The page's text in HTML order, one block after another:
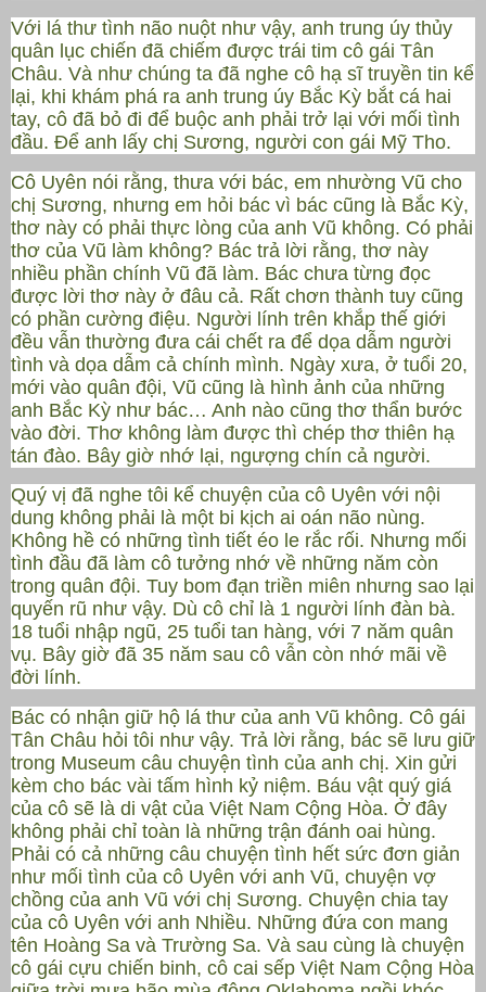
Với lá thư tình não nuột như vậy, anh trung úy thủy
quân lục chiến đã chiếm được trái tim cô gái Tân
Châu. Và như chúng ta đã nghe cô hạ sĩ truyền tin kể
lại, khi khám phá ra anh trung úy Bắc Kỳ bắt cá hai
tay, cô đã bỏ đi để buộc anh phải trở lại với mối tình
đầu. Để anh lấy chị Sương, người con gái Mỹ Tho.
Cô Uyên nói rằng, thưa với bác, em nhường Vũ cho
chị Sương, nhưng em hỏi bác vì bác cũng là Bắc Kỳ,
thơ này có phải thực lòng của anh Vũ không. Có phải
thơ của Vũ làm không? Bác trả lời rằng, thơ này
nhiều phần chính Vũ đã làm. Bác chưa từng đọc
được lời thơ này ở đâu cả. Rất chơn thành tuy cũng
có phần cường điệu. Người lính trên khắp thế giới
đều vẫn thường đưa cái chết ra để dọa dẫm người
tình và dọa dẫm cả chính mình. Ngày xưa, ở tuổi 20,
mới vào quân đội, Vũ cũng là hình ảnh của những
anh Bắc Kỳ như bác… Anh nào cũng thơ thẩn bước
vào đời. Thơ không làm được thì chép thơ thiên hạ
tán đào. Bây giờ nhớ lại, ngượng chín cả người.
Quý vị đã nghe tôi kể chuyện của cô Uyên với nội
dung không phải là một bi kịch ai oán não nùng.
Không hề có những tình tiết éo le rắc rối. Nhưng mối
tình đầu đã làm cô tưởng nhớ về những năm còn
trong quân đội. Tuy bom đạn triền miên nhưng sao lại
quyến rũ như vậy. Dù cô chỉ là 1 người lính đàn bà.
18 tuổi nhập ngũ, 25 tuổi tan hàng, với 7 năm quân
vụ. Bây giờ đã 35 năm sau cô vẫn còn nhớ mãi về
đời lính.
Bác có nhận giữ hộ lá thư của anh Vũ không. Cô gái
Tân Châu hỏi tôi như vậy. Trả lời rằng, bác sẽ lưu giữ
trong Museum câu chuyện tình của anh chị. Xin gửi
kèm cho bác vài tấm hình kỷ niệm. Báu vật quý giá
của cô sẽ là di vật của Việt Nam Cộng Hòa. Ở đây
không phải chỉ toàn là những trận đánh oai hùng.
Phải có cả những câu chuyện tình hết sức đơn giản
như mối tình của cô Uyên với anh Vũ, chuyện vợ
chồng của anh Vũ với chị Sương. Chuyện chia tay
của cô Uyên với anh Nhiều. Những đứa con mang
tên Hoàng Sa và Trường Sa. Và sau cùng là chuyện
cô gái cựu chiến binh, cô cai sếp Việt Nam Cộng Hòa